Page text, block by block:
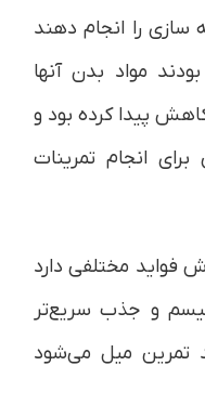
سازی را انجام دهند
مواد بدن آنها
پیدا کرده بود و
انجام تمرینات
فواید مختلفی دارد
و جذب سریع‌تر
تمرین میل می‌شود